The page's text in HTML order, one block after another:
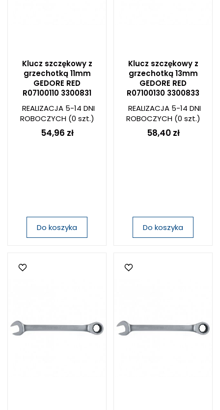
Klucz szczękowy z
grzechotką 11mm
GEDORE RED
R07100110 3300831
REALIZACJA 5-14 DNI
ROBOCZYCH(0 szt.)
54,96 zł
Do koszyka
Klucz szczękowy z
grzechotką 13mm
GEDORE RED
R07100130 3300833
REALIZACJA 5-14 DNI
ROBOCZYCH(0 szt.)
58,40 zł
Do koszyka